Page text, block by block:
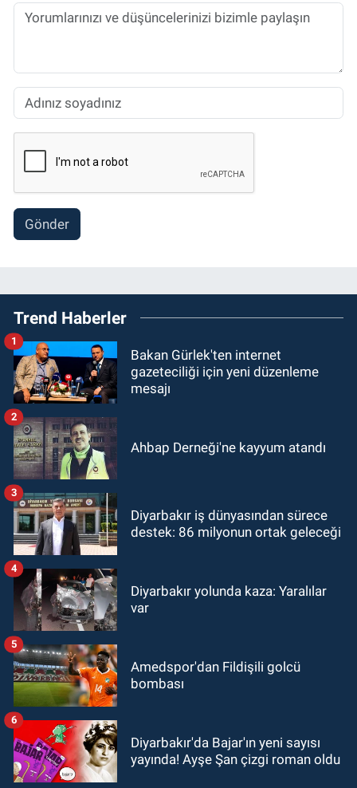
Gönder
Trend Haberler
Bakan Gürlek'ten internet
gazeteciliği için yeni düzenleme
mesajı
1
Ahbap Derneği'ne kayyum atandı
2
Diyarbakır iş dünyasından sürece
destek: 86 milyonun ortak geleceği
3
Diyarbakır yolunda kaza: Yaralılar
var
4
Amedspor'dan Fildişili golcü
bombası
5
Diyarbakır'da Bajar'ın yeni sayısı
yayında! Ayşe Şan çizgi roman oldu
6